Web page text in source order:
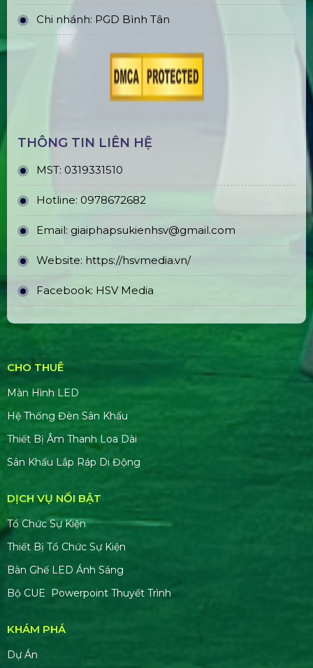
Chi nhánh: PGD Bình Tân
THÔNG TIN LIÊN HỆ
MST: 0319331510
Hotline: 0978672682
Email: giaiphapsukienhsv@gmail.com
Website: https://hsvmedia.vn/
Facebook: HSV Media
CHO THUÊ
Màn Hình LED
Hệ Thống Đèn Sân Khấu
Thiết Bị Âm Thanh Loa Dài
Sân Khấu Lắp Ráp Di Động
DỊCH VỤ NỔI BẬT
Tổ Chức Sự Kiện
Thiết Bị Tổ Chức Sự Kiện
Bàn Ghế LED Ánh Sáng
Bộ CUE Powerpoint Thuyết Trình
KHÁM PHÁ
Dự Án